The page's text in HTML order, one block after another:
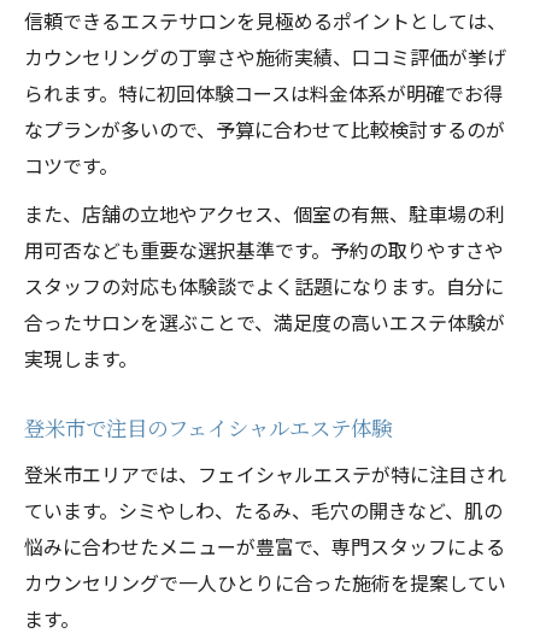
信頼できるエステサロンを見極めるポイントとしては、
カウンセリングの丁寧さや施術実績、口コミ評価が挙げ
られます。特に初回体験コースは料金体系が明確でお得
なプランが多いので、予算に合わせて比較検討するのが
コツです。
また、店舗の立地やアクセス、個室の有無、駐車場の利
用可否なども重要な選択基準です。予約の取りやすさや
スタッフの対応も体験談でよく話題になります。自分に
合ったサロンを選ぶことで、満足度の高いエステ体験が
実現します。
登米市で注目のフェイシャルエステ体験
登米市エリアでは、フェイシャルエステが特に注目され
ています。シミやしわ、たるみ、毛穴の開きなど、肌の
悩みに合わせたメニューが豊富で、専門スタッフによる
カウンセリングで一人ひとりに合った施術を提案してい
ます。